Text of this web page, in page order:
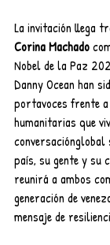
La invitación llega
Corina Machado
Nobel de la Paz
Danny Ocean han
portavoces frente
humanitarias que
país, su gente y su
reunirá a ambos
generación de
mensaje de